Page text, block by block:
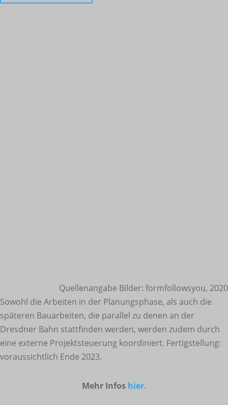
Quellenangabe Bilder: formfollowsyou, 2020
Sowohl die Arbeiten in der Planungsphase, als auch die
späteren Bauarbeiten, die parallel zu denen an der
Dresdner Bahn stattfinden werden, werden zudem durch
eine externe Projektsteuerung koordiniert. Fertigstellung:
voraussichtlich Ende 2023.
Mehr Infos hier.